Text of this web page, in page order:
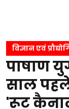
विज्ञान एवं
पाषाण
साल
'रूट